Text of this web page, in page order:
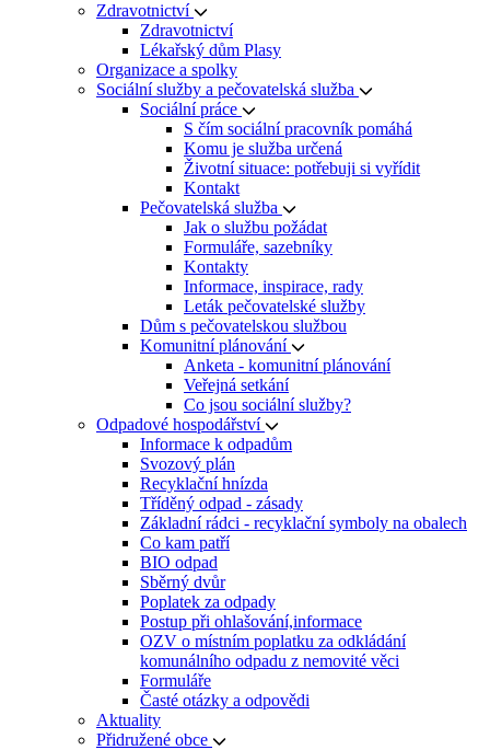
Zdravotnictví
Zdravotnictví
Lékařský dům Plasy
Organizace a spolky
Sociální služby a pečovatelská služba
Sociální práce
S čím sociální pracovník pomáhá
Komu je služba určená
Životní situace: potřebuji si vyřídit
Kontakt
Pečovatelská služba
Jak o službu požádat
Formuláře, sazebníky
Kontakty
Informace, inspirace, rady
Leták pečovatelské služby
Dům s pečovatelskou službou
Komunitní plánování
Anketa - komunitní plánování
Veřejná setkání
Co jsou sociální služby?
Odpadové hospodářství
Informace k odpadům
Svozový plán
Recyklační hnízda
Tříděný odpad - zásady
Základní rádci - recyklační symboly na obalech
Co kam patří
BIO odpad
Sběrný dvůr
Poplatek za odpady
Postup při ohlašování,informace
OZV o místním poplatku za odkládání
komunálního odpadu z nemovité věci
Formuláře
Časté otázky a odpovědi
Aktuality
Přidružené obce